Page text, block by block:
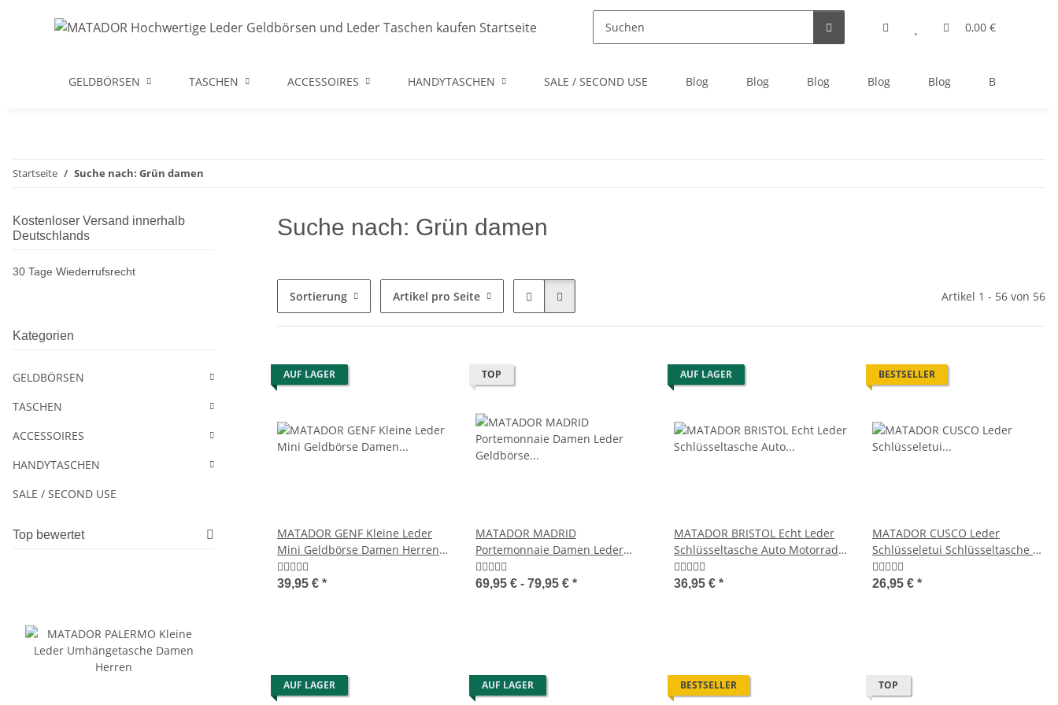
0,00 €
GELDBÖRSEN TASCHEN ACCESSOIRES HANDYTASCHEN SALE / SECOND USE Blog Blog Blog Blog Blog Blog
Startseite Suche nach: Grün damen
Suche nach: Grün damen
Sortierung Artikel pro Seite Artikel 1 - 56 von 56
AUF LAGER
MATADOR GENF Kleine Leder
Mini Geldbörse Damen Herren
TüV RFID
39,95 € *
TOP
MATADOR MADRID
Portemonnaie Damen Leder
Geldbörse TüV RFID
69,95 € - 79,95 € *
AUF LAGER
MATADOR BRISTOL Echt Leder
Schlüsseltasche Auto Motorrad
RFID
36,95 € *
BESTSELLER
MATADOR CUSCO Leder
Schlüsseletui Schlüsseltasche 2
Schlüsselringe
26,95 € *
AUF LAGER AUF LAGER BESTSELLER TOP
Kostenloser Versand innerhalb
Deutschlands
30 Tage Wiederrufsrecht
Kategorien
GELDBÖRSEN
TASCHEN
ACCESSOIRES
HANDYTASCHEN
SALE / SECOND USE
Top bewertet